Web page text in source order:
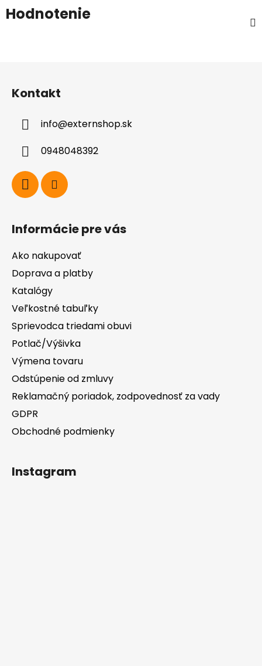
Hodnotenie
Kontakt
info@externshop.sk
0948048392
Informácie pre vás
Ako nakupovať
Doprava a platby
Katalógy
Veľkostné tabuľky
Sprievodca triedami obuvi
Potlač/Výšivka
Výmena tovaru
Odstúpenie od zmluvy
Reklamačný poriadok, zodpovednosť za vady
GDPR
Obchodné podmienky
Instagram